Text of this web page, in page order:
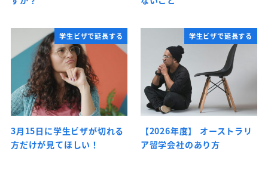
学生ビザで延長する
3月15日に学生ビザが切れる
方だけが見てほしい！
学生ビザで延長する
【2026年度】 オーストラリ
ア留学会社のあり方